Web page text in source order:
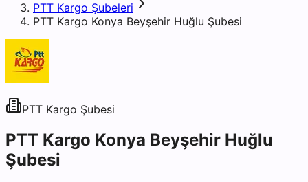
PTT Kargo Şubeleri
PTT Kargo Konya Beyşehir Huğlu Şubesi
PTT Kargo Şubesi
PTT Kargo Konya Beyşehir Huğlu
Şubesi